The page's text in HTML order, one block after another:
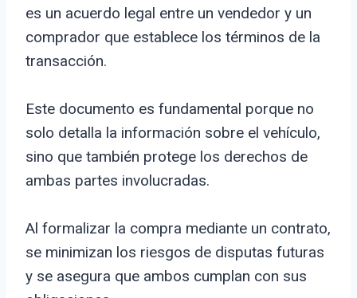
es un acuerdo legal entre un vendedor y un
comprador que establece los términos de la
transacción.
Este documento es fundamental porque no
solo detalla la información sobre el vehículo,
sino que también protege los derechos de
ambas partes involucradas.
Al formalizar la compra mediante un contrato,
se minimizan los riesgos de disputas futuras
y se asegura que ambos cumplan con sus